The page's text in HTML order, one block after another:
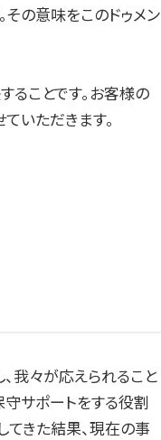
その意味をこのドゥメン
ることです。お客様の
いただきます。
我々が応えられること
守サポートをする役割
てきた結果、現在の事